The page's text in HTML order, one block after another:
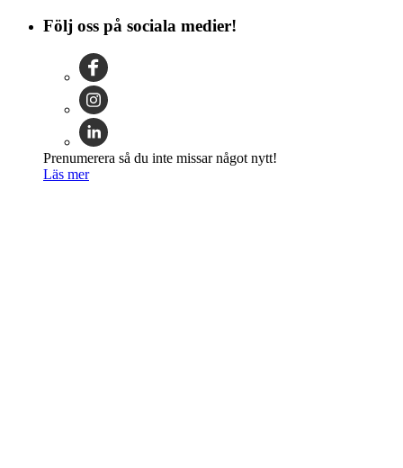
Följ oss på sociala medier!
Prenumerera så du inte missar något nytt!
Läs mer